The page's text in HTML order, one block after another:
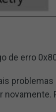
de erro
novamente.